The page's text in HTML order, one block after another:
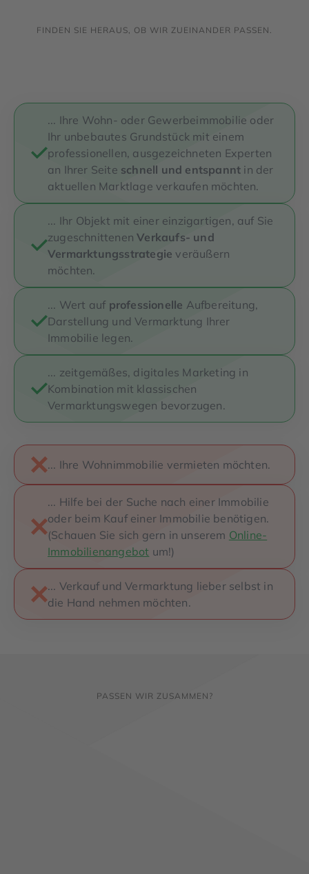
FINDEN SIE HERAUS, OB WIR ZUEINANDER PASSEN.
... Ihre Wohn- oder Gewerbeimmobilie oder
Ihr unbebautes Grundstück mit einem
professionellen, ausgezeichneten Experten
an Ihrer Seite schnell und entspannt in der
aktuellen Marktlage verkaufen möchten.
... Ihr Objekt mit einer einzigartigen, auf Sie
zugeschnittenenVerkaufs- und
Vermarktungsstrategie veräußern
möchten.
... Wert auf professionelle Aufbereitung,
Darstellung und Vermarktung Ihrer
Immobilie legen.
... zeitgemäßes, digitales Marketing in
Kombination mit klassischen
Vermarktungswegen bevorzugen.
... Ihre Wohnimmobilie vermieten möchten.
... Hilfe bei der Suche nach einer Immobilie
oder beim Kauf einer Immobilie benötigen.
(Schauen Sie sich gern in unserem Online-
Immobilienangebot um!)
... Verkauf und Vermarktung lieber selbst in
die Hand nehmen möchten.
PASSEN WIR ZUSAMMEN?